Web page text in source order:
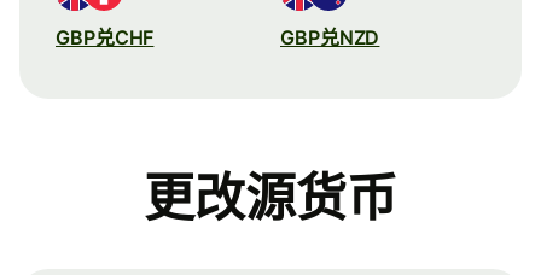
GBP兑CHF GBP兑NZD
更改源货币